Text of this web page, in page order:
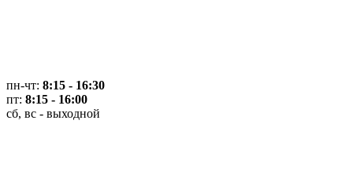
пн-чт: 8:15 - 16:30
пт: 8:15 - 16:00
сб, вс - выходной